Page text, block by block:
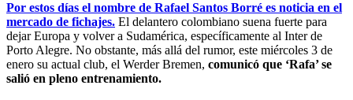
Por estos días el nombre de Rafael Santos Borré es noticia en el
mercado de fichajes. El delantero colombiano suena fuerte para
dejar Europa y volver a Sudamérica, específicamente al Inter de
Porto Alegre. No obstante, más allá del rumor, este miércoles 3 de
enero su actual club, el Werder Bremen, comunicó que ‘Rafa’ se
salió en pleno entrenamiento.